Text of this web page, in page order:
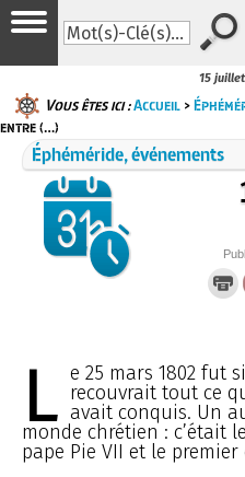
15
Vous êtes ici :Accueil >
entre (…)
Éphéméride, événements
L e 25 mars 1802 fut
recouvrait tout ce
avait conquis. Un
monde chrétien : c’était
pape Pie VII et le premier